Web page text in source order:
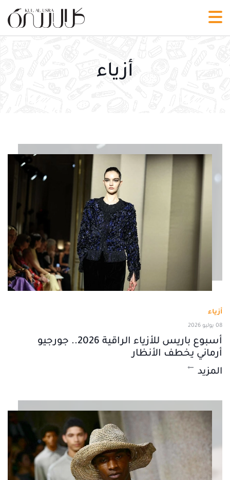
أزياء
أزياء
08 يوليو 2026
أسبوع باريس للأزياء الراقية 2026.. جورجيو
أرماني يخطف الأنظار
المزيد